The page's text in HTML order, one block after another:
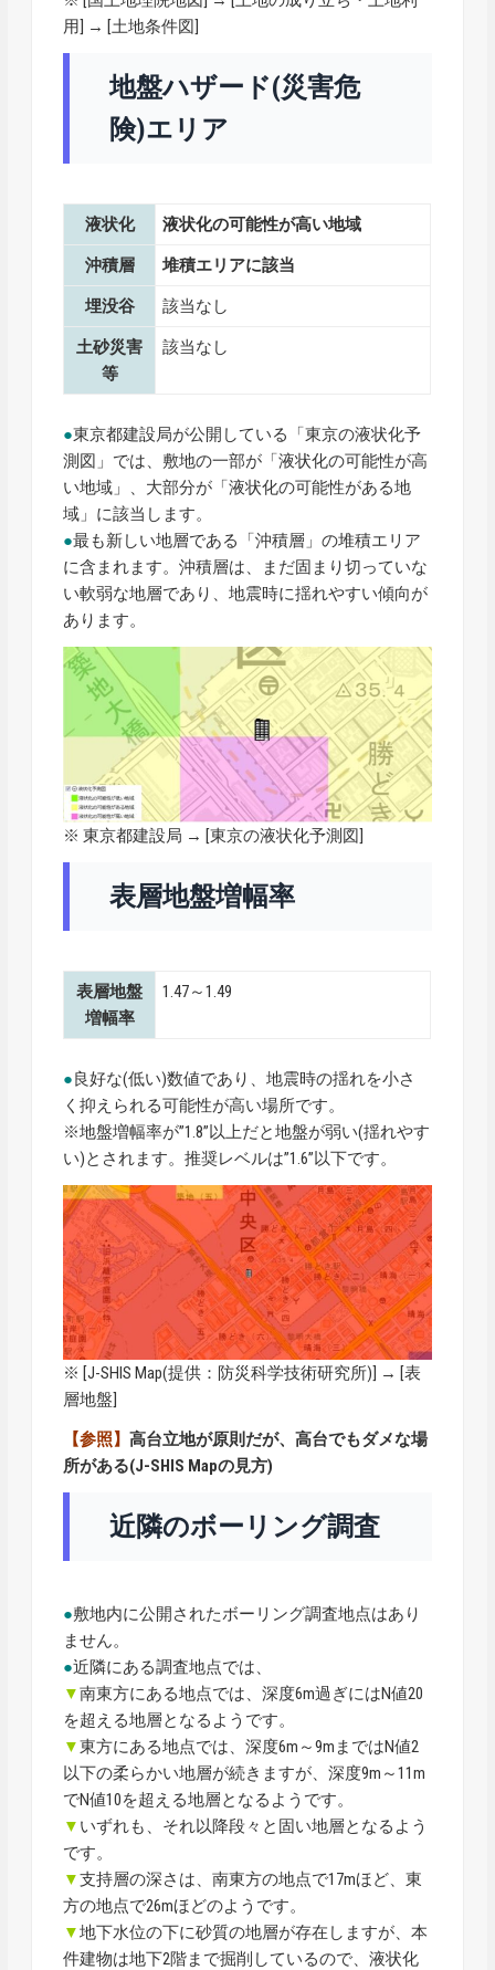
用] → [土地条件図]
地盤ハザード(災害危
険)エリア
液状化 液状化の可能性が高い地域
沖積層 堆積エリアに該当
埋没谷 該当なし
土砂災害
等
該当なし
●東京都建設局が公開している「東京の液状化予
測図」では、敷地の一部が「液状化の可能性が高
い地域」、大部分が「液状化の可能性がある地
域」に該当します。
●最も新しい地層である「沖積層」の堆積エリア
に含まれます。沖積層は、まだ固まり切っていな
い軟弱な地層であり、地震時に揺れやすい傾向が
あります。
※ 東京都建設局 → [東京の液状化予測図
表層地盤増幅率
表層地盤
増幅率
1.47～1.49
●良好な(低い)数値であり、地震時の揺れを小さ
く抑えられる可能性が高い場所です。
※地盤増幅率が”1.8”以上だと地盤が弱い(揺れやす
い)とされます。推奨レベルは”1.6”以下です。
※ [J-SHIS Map(提供：防災科学技術研究所)] → [表
層地盤]
【参照】高台立地が原則だが、高台でもダメな場
所がある(J-SHIS Mapの見方)
近隣のボーリング調査
●敷地内に公開されたボーリング調査地点はあり
ません。
●近隣にある調査地点では、
▼南東方にある地点では、深度6m過ぎにはN値20
を超える地層となるようです。
▼東方にある地点では、深度6m～9mまではN値2
以下の柔らかい地層が続きますが、深度9m～11m
でN値10を超える地層となるようです。
▼ いずれも、それ以降段々と固い地層となるよう
です。
▼支持層の深さは、南東方の地点で17mほど、東
方の地点で26mほどのようです。
▼地下水位の下に砂質の地層が存在しますが、本
件建物は地下2階まで掘削しているので、液状化